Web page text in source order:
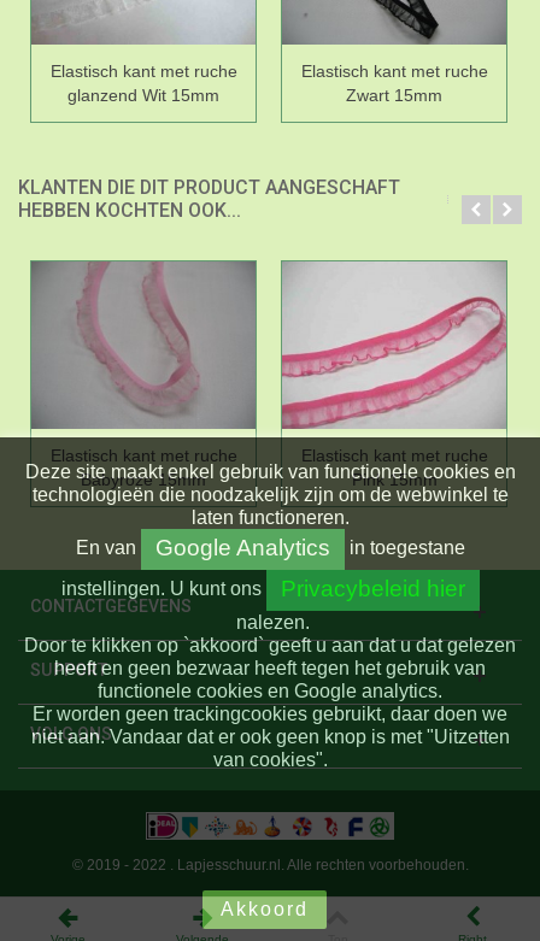
Elastisch kant met ruche
glanzend Wit 15mm
Elastisch kant met ruche
Zwart 15mm
KLANTEN DIE DIT PRODUCT AANGESCHAFT
HEBBEN KOCHTEN OOK...
Elastisch kant met ruche
Babyroze 15mm
Elastisch kant met ruche
Pink 15mm
CONTACTGEGEVENS
SUPPORT
VOLG ONS
Deze site maakt enkel gebruik van functionele cookies en
technologieën die noodzakelijk zijn om de webwinkel te
laten functioneren.
En van Google Analytics
in toegestane
instellingen. U kunt ons Privacybeleid hier
nalezen.
Door te klikken op `akkoord` geeft u aan dat u dat gelezen
heeft en geen bezwaar heeft tegen het gebruik van
functionele cookies en Google analytics.
Er worden geen trackingcookies gebruikt, daar doen we
niet aan. Vandaar dat er ook geen knop is met "Uitzetten
van cookies".
Akkoord
© 2019 - 2022 . Lapjesschuur.nl. Alle rechten voorbehouden.